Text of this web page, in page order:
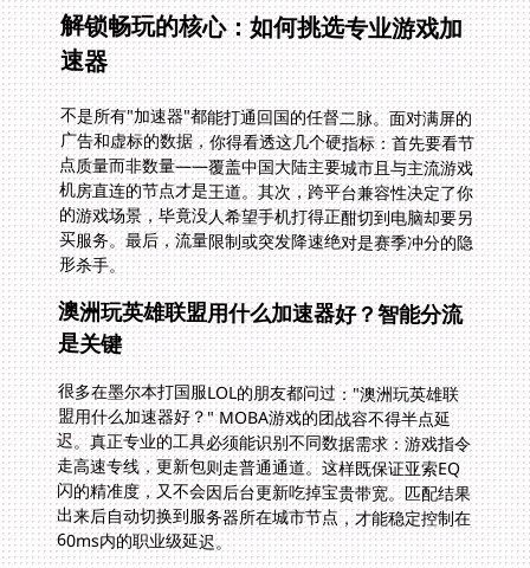
解锁畅玩的核心：如何挑选专业游戏加
速器
不是所有"加速器"都能打通回国的任督二脉。面对满屏的
广告和虚标的数据，你得看透这几个硬指标：首先要看节
点质量而非数量——覆盖中国大陆主要城市且与主流游戏
机房直连的节点才是王道。其次，跨平台兼容性决定了你
的游戏场景，毕竟没人希望手机打得正酣切到电脑却要另
买服务。最后，流量限制或突发降速绝对是赛季冲分的隐
形杀手。
澳洲玩英雄联盟用什么加速器好？智能分流
是关键
很多在墨尔本打国服LOL的朋友都问过："澳洲玩英雄联
盟用什么加速器好？" MOBA游戏的团战容不得半点延
迟。真正专业的工具必须能识别不同数据需求：游戏指令
走高速专线，更新包则走普通通道。这样既保证亚索EQ
闪的精准度，又不会因后台更新吃掉宝贵带宽。匹配结果
出来后自动切换到服务器所在城市节点，才能稳定控制在
60ms内的职业级延迟。